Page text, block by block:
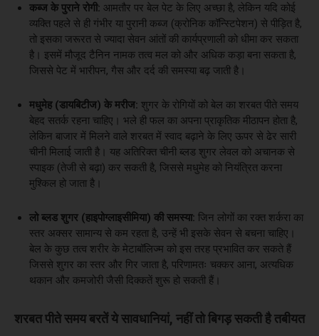
कब्ज के पुराने रोगी: आमतौर पर बेल पेट के लिए अच्छा है, लेकिन यदि कोई
व्यक्ति पहले से ही गंभीर या पुरानी कब्ज (क्रोनिक कॉन्स्टिपेशन) से पीड़ित है,
तो इसका जरूरत से ज्यादा सेवन आंतों की कार्यप्रणाली को धीमा कर सकता
है। इसमें मौजूद टैनिन नामक तत्व मल को और अधिक कड़ा बना सकता है,
जिससे पेट में भारीपन, गैस और दर्द की समस्या बढ़ जाती है।
मधुमेह (डायबिटीज) के मरीज: शुगर के रोगियों को बेल का शरबत पीते समय
बेहद सतर्क रहना चाहिए। भले ही फल का अपना प्राकृतिक मीठापन होता है,
लेकिन बाजार में मिलने वाले शरबत में स्वाद बढ़ाने के लिए ऊपर से ढेर सारी
चीनी मिलाई जाती है। यह अतिरिक्त चीनी ब्लड शुगर लेवल को अचानक से
स्पाइक (तेजी से बढ़ा) कर सकती है, जिससे मधुमेह को नियंत्रित करना
मुश्किल हो जाता है।
लो ब्लड शुगर (हाइपोग्लाइसीमिया) की समस्या: जिन लोगों का रक्त शर्करा का
स्तर अक्सर सामान्य से कम रहता है, उन्हें भी इसके सेवन से बचना चाहिए।
बेल के कुछ तत्व शरीर के मेटाबॉलिज्म को इस तरह प्रभावित कर सकते हैं
जिससे शुगर का स्तर और गिर जाता है, परिणामतः चक्कर आना, अत्यधिक
थकान और कमजोरी जैसी दिक्कतें शुरू हो सकती हैं।
शरबत पीते समय बरतें ये सावधानियां, नहीं तो बिगड़ सकती है तबीयत